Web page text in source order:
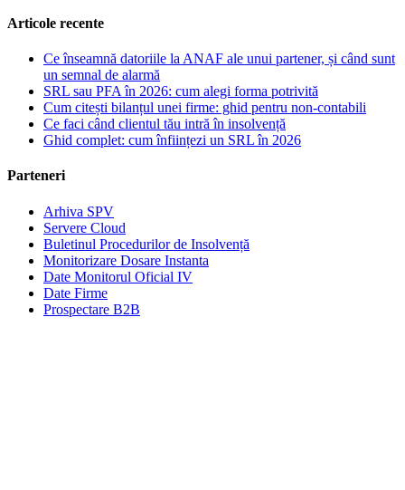
Articole recente
Ce înseamnă datoriile la ANAF ale unui partener, și când sunt
un semnal de alarmă
SRL sau PFA în 2026: cum alegi forma potrivită
Cum citești bilanțul unei firme: ghid pentru non-contabili
Ce faci când clientul tău intră în insolvență
Ghid complet: cum înființezi un SRL în 2026
Parteneri
Arhiva SPV
Servere Cloud
Buletinul Procedurilor de Insolvență
Monitorizare Dosare Instanta
Date Monitorul Oficial IV
Date Firme
Prospectare B2B